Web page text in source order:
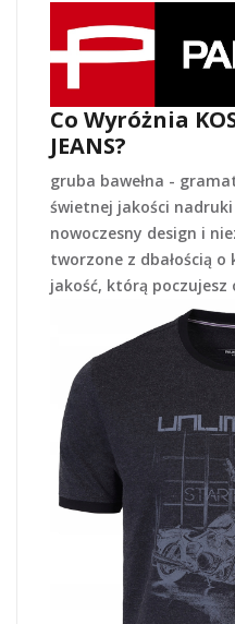
Co Wyróżnia
JEANS?
gruba bawełna -
świetnej jakości
nowoczesny design i
tworzone z dbałością o
jakość, którą poczujesz